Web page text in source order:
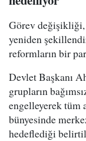
Görev değişikliği,
yeniden
reformların bir
Devlet Başkanı
grupların
engelleyerek tüm
bünyesinde
hedeflediği